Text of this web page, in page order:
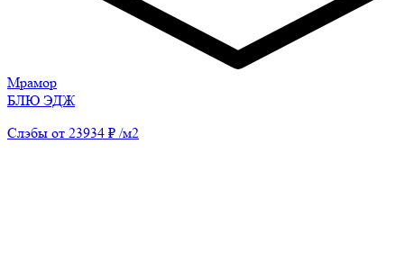
Мрамор
БЛЮ ЭДЖ
Слэбы от 23934 ₽ /м2